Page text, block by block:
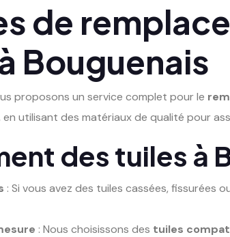
de
Bouguenais
proposons un service complet pour le
utilisant des matériaux de qualité pour
des tuiles à
: Si vous avez des tuiles cassées, fissurées
: Nous choisissons des tuiles